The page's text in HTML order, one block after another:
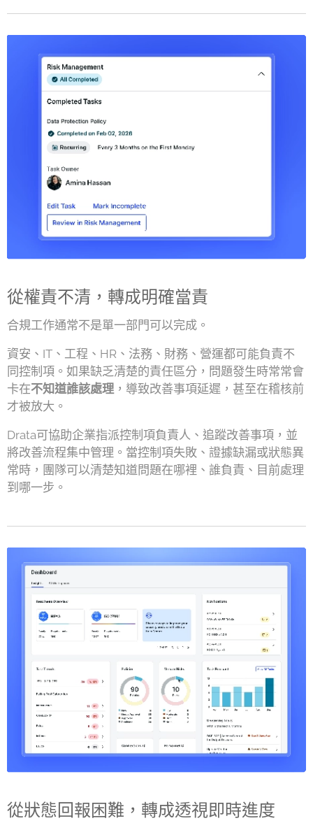
從權責不清，轉成明確當責
合規工作通常不是單一部門可以完成。
資安、IT、工程、HR、法務、財務、營運都可能負責不
同控制項。如果缺乏清楚的責任區分，問題發生時常常會
卡在不知道誰該處理，導致改善事項延遲，甚至在稽核前
才被放大。
Drata可協助企業指派控制項負責人、追蹤改善事項，並
將改善流程集中管理。當控制項失敗、證據缺漏或狀態異
常時，團隊可以清楚知道問題在哪裡、誰負責、目前處理
到哪一步。
從狀態回報困難，轉成透視即時進度